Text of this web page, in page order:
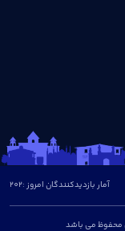
محفوظ می باشد
آمار بازدیدکنندگان امروز :202